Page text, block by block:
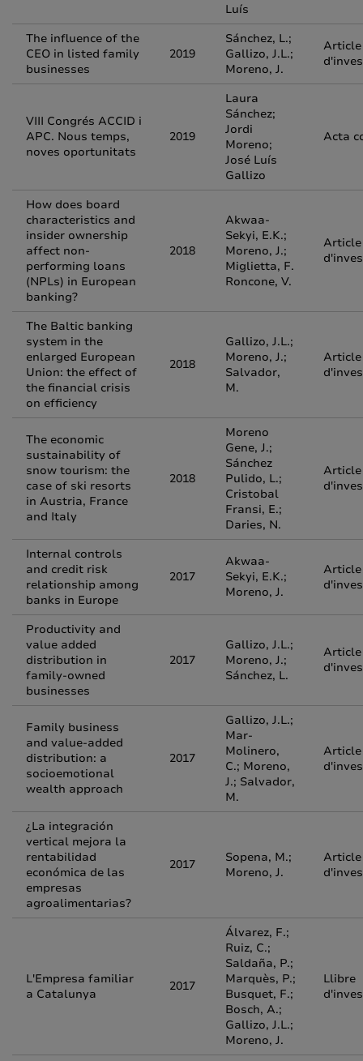
Luís
The influence of the
CEO in listed family
businesses
2019
Sánchez, L.;
Gallizo, J.L.;
Moreno, J.
Article
VIII Congrés ACCID i
APC. Nous temps,
noves oportunitats
2019
Laura
Sánchez;
Jordi
Moreno;
José Luís
Gallizo
Acta
How does board
characteristics and
insider ownership
affect non-
performing loans
(NPLs) in European
banking?
2018
Akwaa-
Sekyi, E.K.;
Moreno, J.;
Miglietta, F.
Roncone, V.
Article
The Baltic banking
system in the
enlarged European
Union: the effect of
the financial crisis
on efficiency
2018
Gallizo, J.L.;
Moreno, J.;
Salvador,
M.
Article
The economic
sustainability of
snow tourism: the
case of ski resorts
in Austria, France
and Italy
2018
Moreno
Gene, J.;
Sánchez
Pulido, L.;
Cristobal
Fransi, E.;
Daries, N.
Article
Internal controls
and credit risk
relationship among
banks in Europe
2017
Akwaa-
Sekyi, E.K.;
Moreno, J.
Article
Productivity and
value added
distribution in
family-owned
businesses
2017
Gallizo, J.L.;
Moreno, J.;
Sánchez, L.
Article
Family business
and value-added
distribution: a
socioemotional
wealth approach
2017
Gallizo, J.L.;
Mar-
Molinero,
C.; Moreno,
J.; Salvador,
M.
Article
¿La integración
vertical mejora la
rentabilidad
económica de las
empresas
agroalimentarias?
2017
Sopena, M.;
Moreno, J.
Article
L'Empresa familiar
a Catalunya
2017
Álvarez, F.;
Ruiz, C.;
Saldaña, P.;
Marquès, P.;
Busquet, F.;
Bosch, A.;
Gallizo, J.L.;
Moreno, J.
Llibre